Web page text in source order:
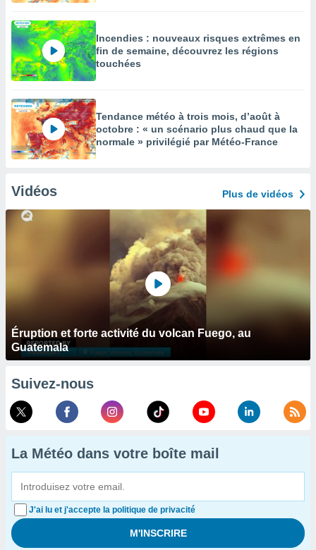
Incendies : nouveaux risques extrêmes en
fin de semaine, découvrez les régions
touchées
Tendance météo à trois mois, d’août à
octobre : « un scénario plus chaud que la
normale » privilégié par Météo-France
Vidéos Plus de vidéos
Éruption et forte activité du volcan Fuego, au
Guatemala
Suivez-nous
La Météo dans votre boîte mail
J'ai lu et j'accepte la politique de privacité